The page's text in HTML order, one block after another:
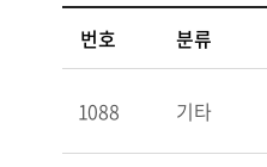
번호
분류
1088 기타